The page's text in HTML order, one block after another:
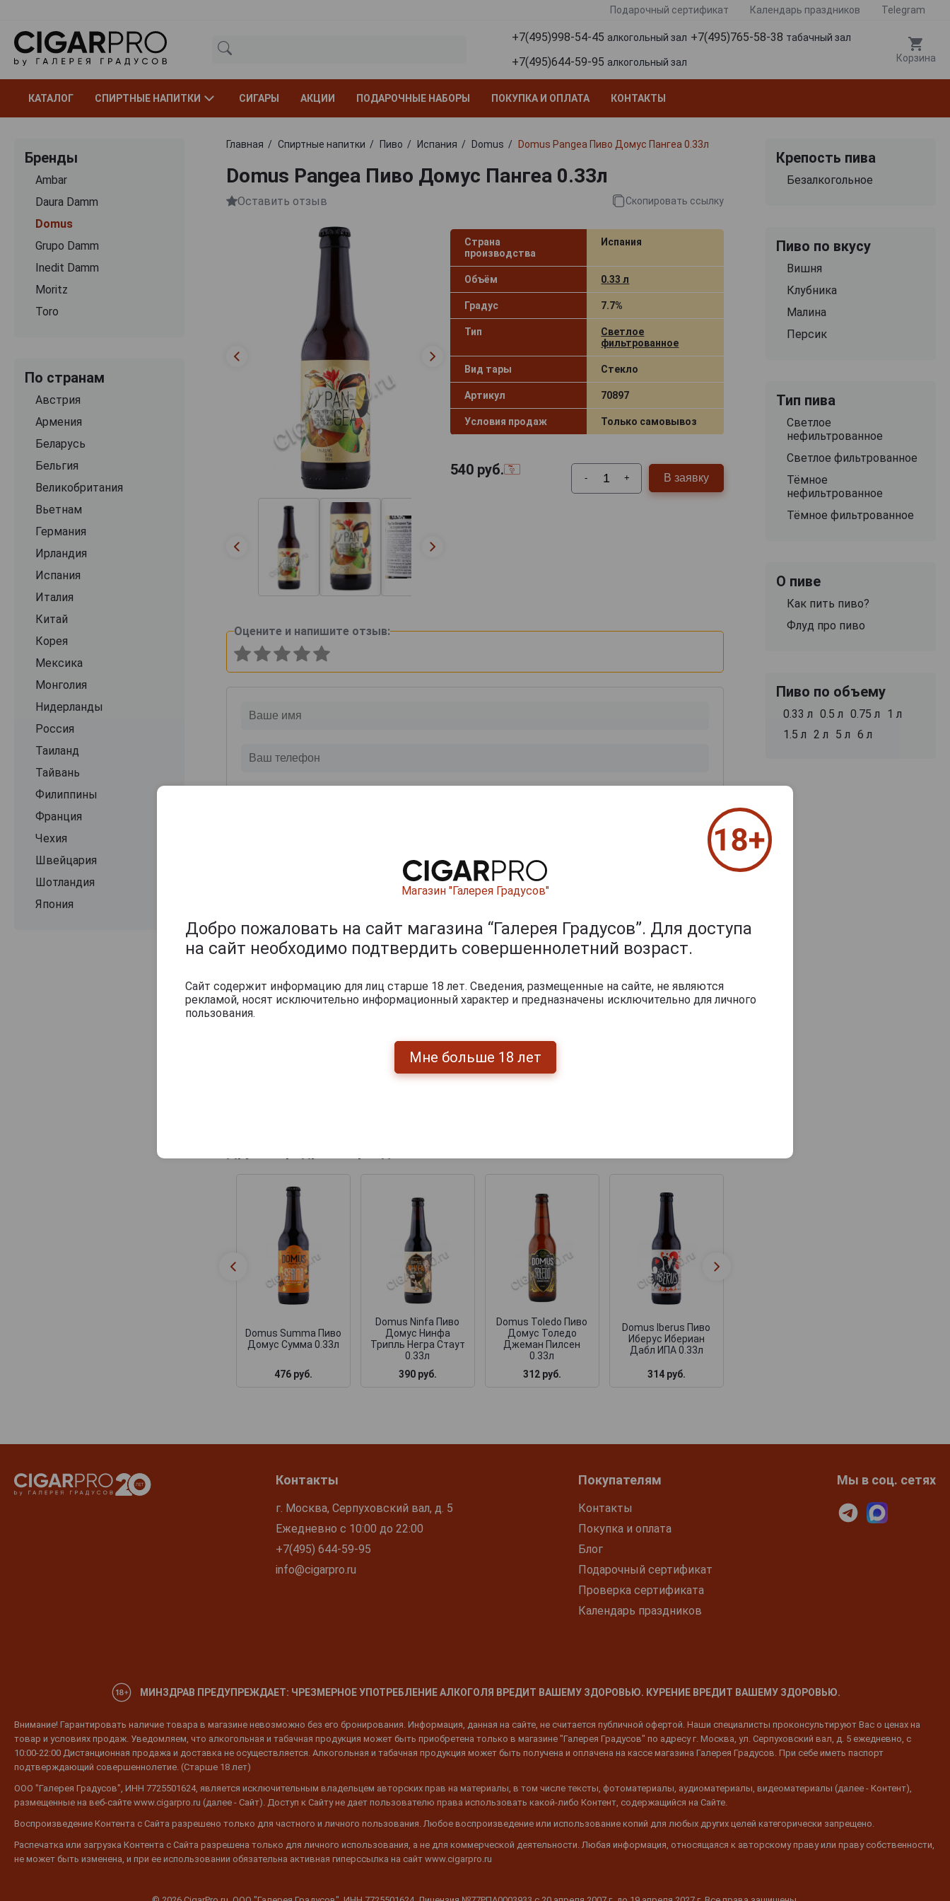
Подарочный сертификат Календарь праздников Telegram
+7(495)998-54-45 алкогольный зал +7(495)765-58-38 табачный зал
+7(495)644-59-95 алкогольный зал Корзина
КАТАЛОГ СПИРТНЫЕ НАПИТКИ СИГАРЫ АКЦИИ ПОДАРОЧНЫЕ НАБОРЫ ПОКУПКА И ОПЛАТА КОНТАКТЫ
Бренды
Ambar
Daura Damm
Domus
Grupo Damm
Inedit Damm
Moritz
Toro
По странам
Австрия
Армения
Беларусь
Бельгия
Великобритания
Вьетнам
Германия
Ирландия
Испания
Италия
Китай
Корея
Мексика
Монголия
Нидерланды
Россия
Таиланд
Тайвань
Филиппины
Франция
Чехия
Швейцария
Шотландия
Япония
Главная Спиртные напитки Пиво Испания Domus Domus Pangea Пиво Домус Пангеа 0.33л
Domus Pangea Пиво Домус Пангеа 0.33л
Оставить отзыв Скопировать ссылку
Страна
производства
Испания
Объём 0.33 л
Градус 7.7%
Тип
Светлое
фильтрованное
Вид тары Стекло
Артикул 70897
Условия продаж Только самовывоз
540руб. - + В заявку
Оцените и напишите отзыв:
из 2000 знаков
Domus Summa Пиво
Домус Сумма 0.33л
476 руб.
Domus Ninfa Пиво
Домус Нинфа
Трипль Негра Стаут
0.33л
390 руб.
Domus Toledo Пиво
Домус Толедо
Джеман Пилсен
0.33л
312 руб.
Domus Iberus Пиво
Иберус Ибериан
Дабл ИПА 0.33л
314 руб.
Крепость пива
Безалкогольное
Пиво по вкусу
Вишня
Клубника
Малина
Персик
Тип пива
Светлое
нефильтрованное
Светлое фильтрованное
Тёмное
нефильтрованное
Тёмное фильтрованное
О пиве
Как пить пиво?
Флуд про пиво
Пиво по объему
0.33 л 0.5 л 0.75 л
1 л
1.5 л
2 л 5 л 6 л
Контакты
г. Москва, Серпуховский вал, д. 5
Ежедневно с 10:00 до 22:00
+7(495) 644-59-95
info@cigarpro.ru
Покупателям
Контакты
Покупка и оплата
Блог
Подарочный сертификат
Проверка сертификата
Календарь праздников
Мы в соц. сетях
МИНЗДРАВ ПРЕДУПРЕЖДАЕТ: ЧРЕЗМЕРНОЕ УПОТРЕБЛЕНИЕ АЛКОГОЛЯ ВРЕДИТ ВАШЕМУ ЗДОРОВЬЮ. КУРЕНИЕ ВРЕДИТ ВАШЕМУ ЗДОРОВЬЮ.
Внимание! Гарантировать наличие товара в магазине невозможно без его бронирования. Информация, данная на сайте, не считается публичной офертой. Наши специалисты проконсультируют Вас о ценах на
товар и условиях продаж. Уведомляем, что алкогольная и табачная продукция может быть приобретена только в магазине "Галерея Градусов" по адресу г. Москва, ул. Серпуховский вал, д. 5 ежедневно, с
10:00-22:00 Дистанционная продажа и доставка не осуществляется. Алкогольная и табачная продукция может быть получена и оплачена на кассе магазина Галерея Градусов. При себе иметь паспорт
подтверждающий совершеннолетие. (Старше 18 лет)
ООО "Галерея Градусов", ИНН 7725501624, является исключительным владельцем авторских прав на материалы, в том числе тексты, фотоматериалы, аудиоматериалы, видеоматериалы (далее - Контент),
размещенные на веб-сайте www.cigarpro.ru (далее - Сайт). Доступ к Сайту не дает пользователю права использовать какой-либо Контент, содержащийся на Сайте.
Воспроизведение Контента с Сайта разрешено только для частного и личного пользования. Любое воспроизведение или использование копий для любых других целей категорически запрещено.
Распечатка или загрузка Контента с Сайта разрешена только для личного использования, а не для коммерческой деятельности. Любая информация, относящаяся к авторскому праву или праву собственности,
не может быть изменена, и при ее использовании обязательна активная гиперссылка на сайт www.cigarpro.ru
Магазин "Галерея Градусов"
Добро пожаловать на сайт магазина “Галерея Градусов”. Для доступа
на сайт необходимо подтвердить совершеннолетний возраст.
Сайт содержит информацию для лиц старше 18 лет. Сведения, размещенные на сайте, не являются
рекламой, носят исключительно информационный характер и предназначены исключительно для личного
пользования.
Мне больше 18 лет